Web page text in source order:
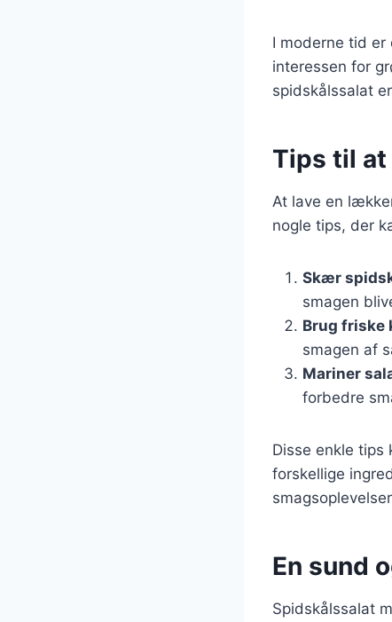
I moderne tid
interessen for
spidskålssalat
Tips til
At lave en
nogle tips, der
Skær
smagen
Brug friske
smagen af
Mariner
forbedre
Disse enkle tips
forskellige
En sund
Spidskålssalat